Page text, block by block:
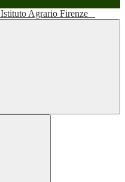
Istituto Agrario Firenze